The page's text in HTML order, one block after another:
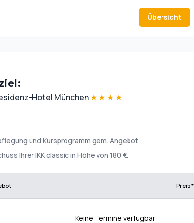
Übersicht
Hotel München★ ★ ★ ★
und Kursprogramm gem. Angebot
Ihrer IKK classic in Höhe von 180 €.
Preis *
Keine Termine verfügbar